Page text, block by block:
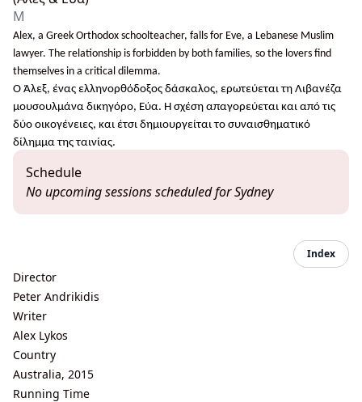
M
Alex, a Greek Orthodox schoolteacher, falls for Eve, a Lebanese Muslim
lawyer. The relationship is forbidden by both families, so the lovers find
themselves in a critical dilemma.
O Άλεξ, ένας ελληνορθόδοξος δάσκαλος, ερωτεύεται τη Λιβανέζα
μουσουλμάνα δικηγόρο, Εύα. Η σχέση απαγορεύεται και από τις
δύο οικογένειες, και έτσι δημιουργείται το συναισθηματικό
δίλημμα της ταινίας.
Schedule
No upcoming sessions scheduled for Sydney
Index
Director
Peter Andrikidis
Writer
Alex Lykos
Country
Australia, 2015
Running Time